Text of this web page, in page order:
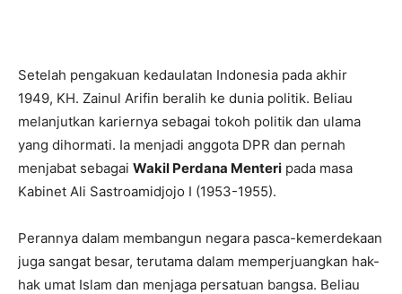
Setelah pengakuan kedaulatan Indonesia pada akhir
1949, KH. Zainul Arifin beralih ke dunia politik. Beliau
melanjutkan kariernya sebagai tokoh politik dan ulama
yang dihormati. Ia menjadi anggota DPR dan pernah
menjabat sebagai Wakil Perdana Menteri pada masa
Kabinet Ali Sastroamidjojo I (1953-1955).
Perannya dalam membangun negara pasca-kemerdekaan
juga sangat besar, terutama dalam memperjuangkan hak-
hak umat Islam dan menjaga persatuan bangsa. Beliau